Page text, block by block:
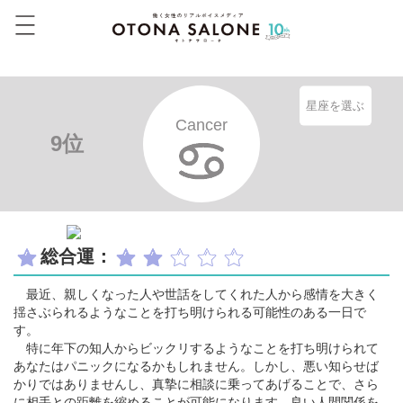
9位
Cancer
星座を選ぶ
総合運：
最近、親しくなった人や世話をしてくれた人から感情を大きく
揺さぶられるようなことを打ち明けられる可能性のある一日で
す。
特に年下の知人からビックリするようなことを打ち明けられて
あなたはパニックになるかもしれません。しかし、悪い知らせば
かりではありませんし、真摯に相談に乗ってあげることで、さら